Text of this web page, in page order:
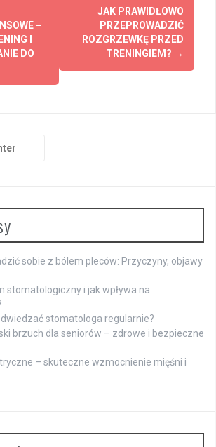
–
I
DO
JAK PRAWIDŁOWO
PRZEPROWADZIĆ
ROZGRZEWKĘ PRZED
TRENINGIEM? →
sobie z bólem pleców: Przyczyny, objawy
stomatologiczny i jak wpływa na
stomatologa regularnie?
brzuch dla seniorów – zdrowe i bezpieczne
– skuteczne wzmocnienie mięśni i